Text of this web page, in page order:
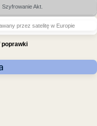
SzyfrowanieAkt.
przez satelitę w Europie
poprawki